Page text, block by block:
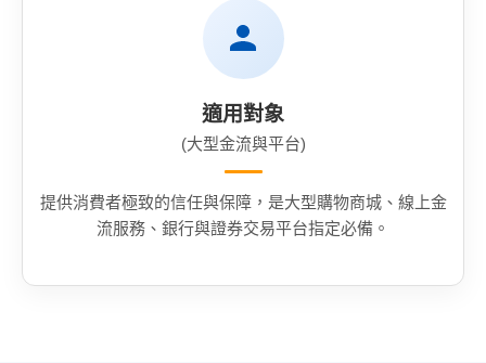
適用對象
(大型金流與平台)
提供消費者極致的信任與保障，是大型購物商城、線上金
流服務、銀行與證券交易平台指定必備。